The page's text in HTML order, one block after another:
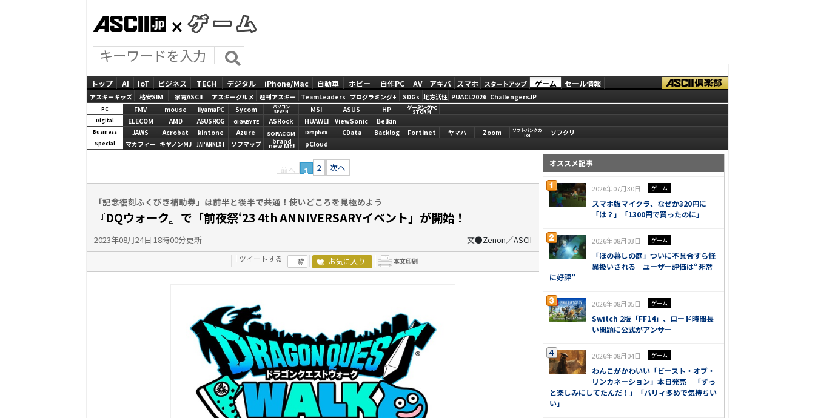
トップ AI IoT ビジネス TECH デジタル iPhone/Mac 自動車 ホビー 自作PC AV アキバ スマホ スタートアップ ゲーム セール情報
アスキーキッズ 格安SIM 家電ASCII アスキーグルメ 週刊アスキー TeamLeaders プログラミング+ SDGs 地方活性 PUACL2026 ChallengersJP
PC FMV mouse iiyamaPC Sycom
パソコン
SEVEN
MSI ASUS HP ゲーミングPC
STORM
Digital ELECOM AMD ASUS ROG GIGABYTE ASRock HUAWEI ViewSonic Belkin
Business JAWS Acrobat kintone Azure SORACOM Dropbox CData Backlog Fortinet ヤマハ Zoom
ソフトバンクの
IoT
ソフクリ
Special マカフィー キヤノンMJ JAPANNEXT ソフマップ brand
new ME! pCloud
前へ 1 2 次へ
「記念復刻ふくびき補助券」は前半と後半で共通！使いどころを見極めよう
『DQウォーク』で「前夜祭‘23 4th ANNIVERSARYイベント」が開始！
2023年08月24日 18時00分更新 文●Zenon／ASCII
ツイートする 一覧 お気に入り
オススメ記事
2026年07月30日 ゲーム
スマホ版マイクラ、なぜか320円に
「は？」「1300円で買ったのに」
2026年08月03日 ゲーム
「ほの暮しの庭」ついに不具合すら怪
異扱いされる ユーザー評価は“非常
に好評”
2026年08月05日 ゲーム
Switch 2版「FF14」、ロード時間長
い問題に公式がアンサー
2026年08月04日 ゲーム
わんこがかわいい「ビースト・オブ・
リンカネーション」本日発売 「ずっ
と楽しみにしてたんだ！」「パリィ多めで気持ちい
い」